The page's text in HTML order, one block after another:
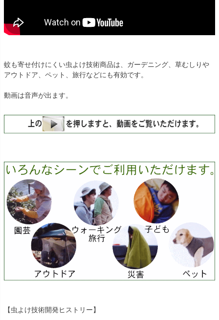
蚊も寄せ付けにくい虫よけ技術商品は、ガーデニング、草むしりや
アウトドア、ペット、旅行などにも有効です。
動画は音声が出ます。
【虫よけ技術開発ヒストリー】